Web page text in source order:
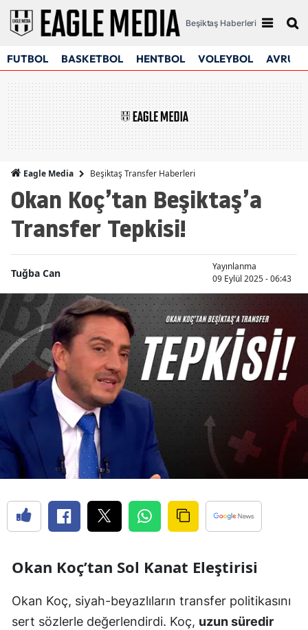
Beşiktaş Haberleri
FUTBOL BASKETBOL HENTBOL VOLEYBOL
Eagle Media Beşiktaş Transfer Haberleri
Okan Koç’tan Beşiktaş’a
Transfer Tepkisi!
Tuğba Can
Yayınlanma
09 Eylül 2025 - 06:43
Okan Koç’tan Sol Kanat Eleştirisi
Okan Koç, siyah-beyazlıların transfer politikasını
sert sözlerle değerlendirdi. Koç, uzun süredir